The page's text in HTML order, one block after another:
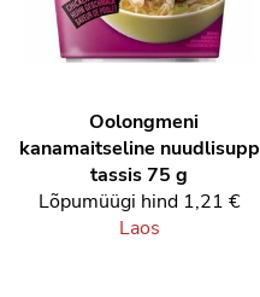
Oolongmeni
kanamaitseline nuudlisupp
tassis 75 g
Lõpumüügi hind 1,21 €
Laos